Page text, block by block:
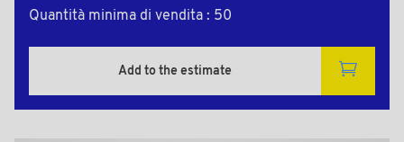
Quantità minima di vendita : 50
Add to the estimate